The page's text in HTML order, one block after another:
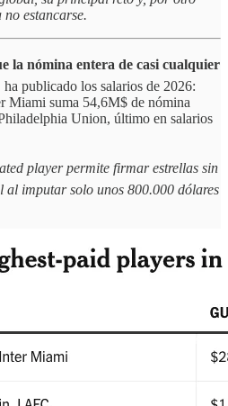
estancarse.
la nómina entera de casi cualquier
publicado los salarios de 2026:
Miami suma 54,6M$ de nómina
Union, último en salarios
player permite firmar estrellas sin
al imputar solo unos 800.000 dólares